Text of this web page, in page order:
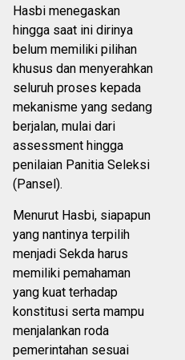
Hasbi menegaskan
hingga saat ini dirinya
belum memiliki pilihan
khusus dan menyerahkan
seluruh proses kepada
mekanisme yang sedang
berjalan, mulai dari
assessment hingga
penilaian Panitia Seleksi
(Pansel).
Menurut Hasbi, siapapun
yang nantinya terpilih
menjadi Sekda harus
memiliki pemahaman
yang kuat terhadap
konstitusi serta mampu
menjalankan roda
pemerintahan sesuai